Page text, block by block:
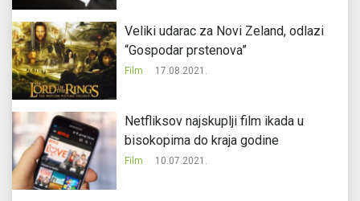
Veliki udarac za Novi Zeland, odlazi
“Gospodar prstenova”
Film 17.08.2021.
Netfliksov najskuplji film ikada u
bisokopima do kraja godine
Film 10.07.2021.